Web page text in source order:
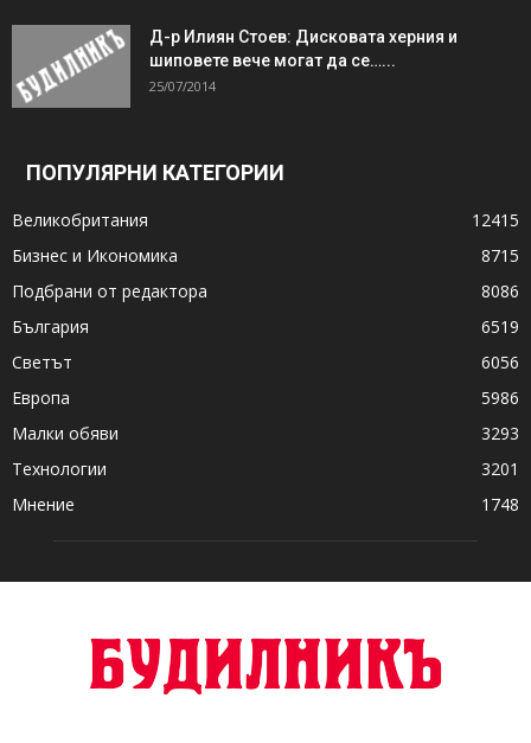
Д-р Илиян Стоев: Дисковата херния и
шиповете вече могат да се…...
25/07/2014
ПОПУЛЯРНИ КАТЕГОРИИ
Великобритания
12415
Бизнес и Икономика
8715
Подбрани от редактора
8086
България
6519
Светът
6056
Европа
5986
Малки обяви
3293
Технологии
3201
Мнение
1748